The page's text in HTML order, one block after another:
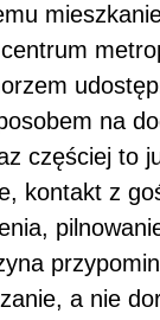
na
częściej to
kontakt z
a nie